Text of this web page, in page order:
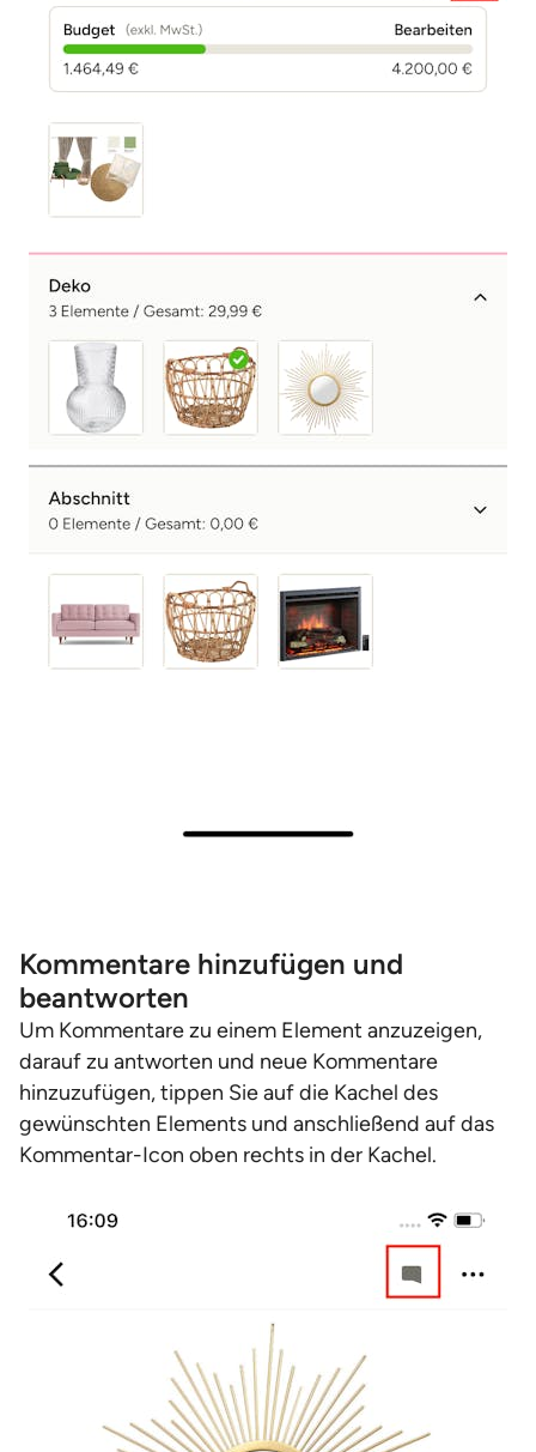
Kommentare hinzufügen und
beantworten
Um Kommentare zu einem Element anzuzeigen,
darauf zu antworten und neue Kommentare
hinzuzufügen, tippen Sie auf die Kachel des
gewünschten Elements und anschließend auf das
Kommentar-Icon oben rechts in der Kachel.